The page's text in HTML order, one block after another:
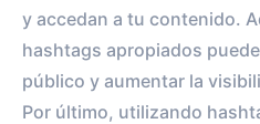
y accedan a tu contenido.
hashtags apropiados
público y aumentar la
Por último, utilizando